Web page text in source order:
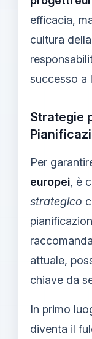
efficacia,
cultura
successo a
Strategie
Per
europei, è
strategico
attuale,
chiave da
In primo
diventa il